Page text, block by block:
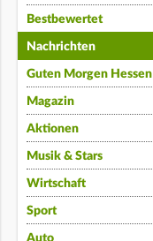
Bestbewertet
Nachrichten
Guten Morgen Hessen
Magazin
Aktionen
Musik & Stars
Wirtschaft
Sport
Auto